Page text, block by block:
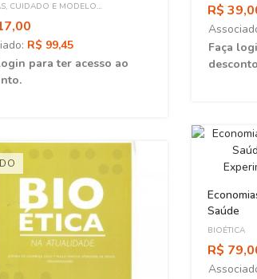
CUIDADO E MODELO
R$ 99,45
para ter acesso ao
R$
Faça
Saúde
BIOÉTICA
R$